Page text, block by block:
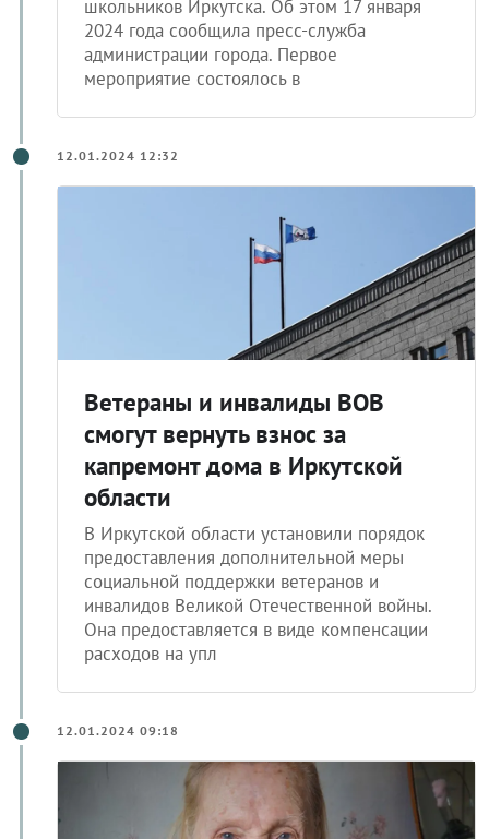
школьников Иркутска. Об этом 17 января
2024 года сообщила пресс-служба
администрации города. Первое
мероприятие состоялось в
12.01.2024 12:32
Ветераны и инвалиды ВОВ
смогут вернуть взнос за
капремонт дома в Иркутской
области
В Иркутской области установили порядок
предоставления дополнительной меры
социальной поддержки ветеранов и
инвалидов Великой Отечественной войны.
Она предоставляется в виде компенсации
расходов на упл
12.01.2024 09:18